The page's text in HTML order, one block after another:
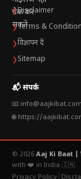
❯Disclaimer
❯Terms &
❯विज्ञापन दें
❯Sitemap
📬 संपर्क
📧 info@aajkibat.com
🌐 https://
© 2026 Aaj Ki Baat |
with ❤️ in India 🇮🇳
Privacy Policy